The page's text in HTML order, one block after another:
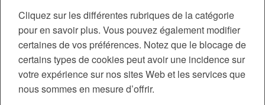
Cliquez sur les différentes rubriques de la catégorie
pour en savoir plus. Vous pouvez également modifier
certaines de vos préférences. Notez que le blocage de
certains types de cookies peut avoir une incidence sur
votre expérience sur nos sites Web et les services que
nous sommes en mesure d’offrir.